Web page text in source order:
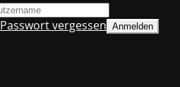
Passwort vergessen